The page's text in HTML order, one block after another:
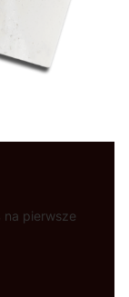
na pierwsze